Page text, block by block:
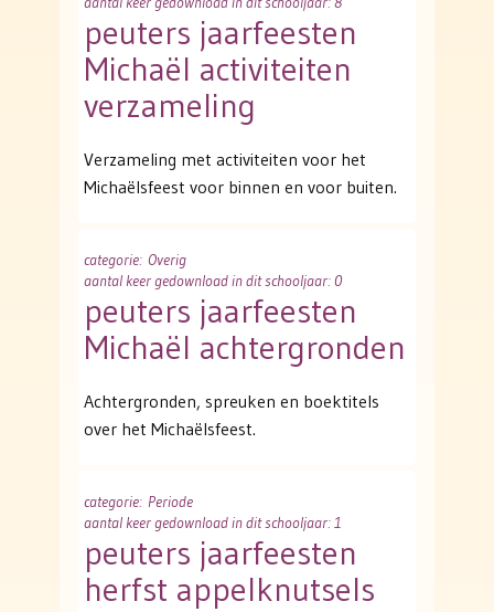
peuters jaarfeesten
Michaël activiteiten
verzameling
Verzameling met activiteiten voor het
Michaëlsfeest voor binnen en voor buiten.
categorie: Overig
aantal keer gedownload in dit schooljaar: 0
peuters jaarfeesten
Michaël achtergronden
Achtergronden, spreuken en boektitels
over het Michaëlsfeest.
categorie: Periode
aantal keer gedownload in dit schooljaar: 1
peuters jaarfeesten
herfst appelknutsels